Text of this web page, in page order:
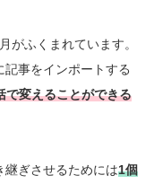
がふくまれています。
記事をインポートする
で変えることができる
継ぎさせるためには1個